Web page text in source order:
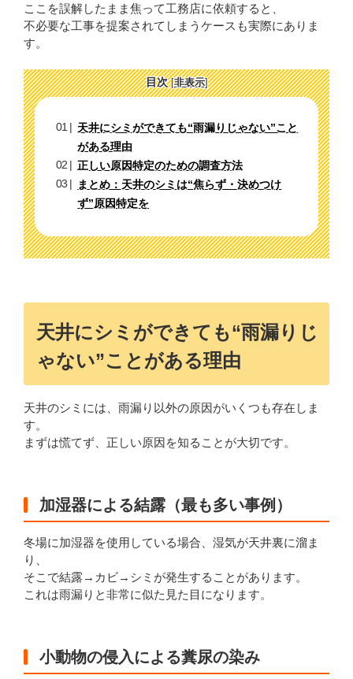
ここを誤解したまま焦って工務店に依頼すると、
不必要な工事を提案されてしまうケースも実際にありま
す。
目次 [非表示]
天井にシミができても“雨漏りじゃない”こと
がある理由
正しい原因特定のための調査方法
まとめ：天井のシミは“焦らず・決めつけ
ず”原因特定を
天井にシミができても“雨漏りじ
ゃない”ことがある理由
天井のシミには、雨漏り以外の原因がいくつも存在しま
す。
まずは慌てず、正しい原因を知ることが大切です。
加湿器による結露（最も多い事例）
冬場に加湿器を使用している場合、湿気が天井裏に溜ま
り、
そこで結露→カビ→シミが発生することがあります。
これは雨漏りと非常に似た見た目になります。
小動物の侵入による糞尿の染み